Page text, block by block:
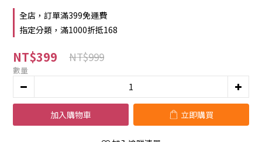
全店，訂單滿399免運費
指定分類，滿1000折抵168
NT$399 NT$999
數量
加入購物車 立即購買